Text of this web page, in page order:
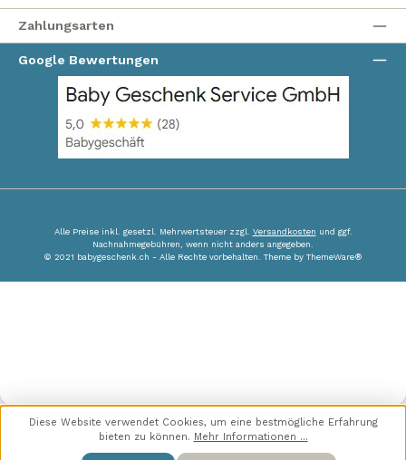
Zahlungsarten
Google Bewertungen
Alle Preise inkl. gesetzl. Mehrwertsteuer zzgl. Versandkosten und ggf.
Nachnahmegebühren, wenn nicht anders angegeben.
© 2021 babygeschenk.ch - Alle Rechte vorbehalten. Theme by ThemeWare®
Diese Website verwendet Cookies, um eine bestmögliche Erfahrung
bieten zu können. Mehr Informationen ...